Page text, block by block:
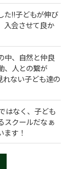
た!!子どもが伸び
入会させて良か
中、自然と仲良
、人との繋が
れない子ども達の
はなく、子ども
スクールだなぁ
す！